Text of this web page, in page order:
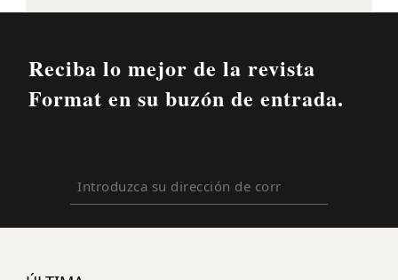
Reciba lo mejor de la revista
Format en su buzón de entrada.
Introduzca
su